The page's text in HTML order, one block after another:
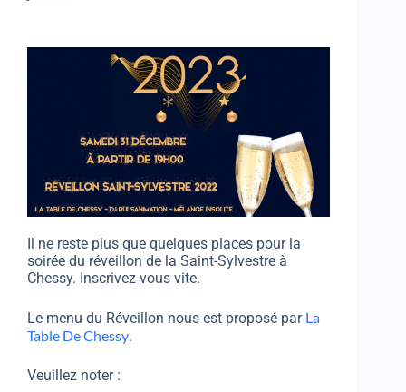
Il ne reste plus que quelques places pour la
soirée du réveillon de la Saint-Sylvestre à
Chessy. Inscrivez-vous vite.
Le menu du Réveillon nous est proposé par La
Table De Chessy.
Veuillez noter :